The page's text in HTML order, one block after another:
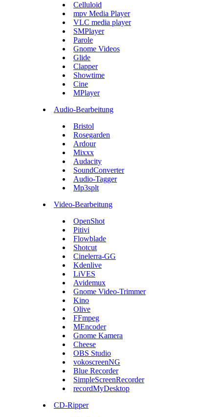
Celluloid
mpv Media Player
VLC media player
SMPlayer
Parole
Gnome Videos
Glide
Clapper
Showtime
Cine
MPlayer
Audio-Bearbeitung
Bristol
Rosegarden
Ardour
Mixxx
Audacity
SoundConverter
Audio-Tagger
Mp3splt
Video-Bearbeitung
OpenShot
Pitivi
Flowblade
Shotcut
Cinelerra-GG
Kdenlive
LiVES
Avidemux
Gnome Video-Trimmer
Kino
Olive
FFmpeg
MEncoder
Gnome Kamera
Cheese
OBS Studio
vokoscreenNG
Blue Recorder
SimpleScreenRecorder
recordMyDesktop
CD-Ripper